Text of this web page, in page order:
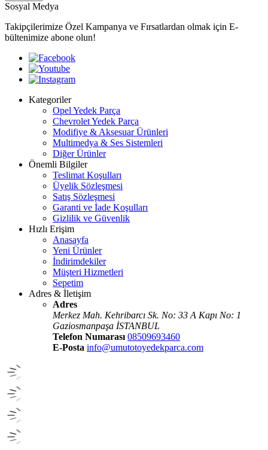
Sosyal Medya
Takipçilerimize Özel Kampanya ve Fırsatlardan olmak için E-
bültenimize abone olun!
Kategoriler
Opel Yedek Parça
Chevrolet Yedek Parça
Modifiye & Aksesuar Ürünleri
Multimedya & Ses Sistemleri
Diğer Ürünler
Önemli Bilgiler
Teslimat Koşulları
Üyelik Sözleşmesi
Satış Sözleşmesi
Garanti ve İade Koşulları
Gizlilik ve Güvenlik
Hızlı Erişim
Anasayfa
Yeni Ürünler
İndirimdekiler
Müşteri Hizmetleri
Sepetim
Adres & İletişim
Adres
Merkez Mah. Kehribarcı Sk. No: 33 A Kapı No: 1
Gaziosmanpaşa İSTANBUL
Telefon Numarası 08509693460
E-Posta info@umutotoyedekparca.com